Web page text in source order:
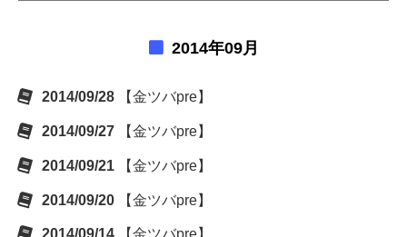
2014年09月
2014/09/28 【金ツバpre】
2014/09/27 【金ツバpre】
2014/09/21 【金ツバpre】
2014/09/20 【金ツバpre】